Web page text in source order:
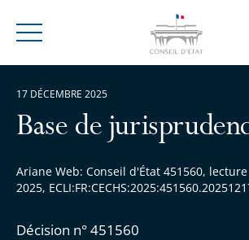
Menu
Base de
Ariane Web: Conseil d'État 451560,
2025,
Décision n° 451560
17 DÉCEMBRE 2025